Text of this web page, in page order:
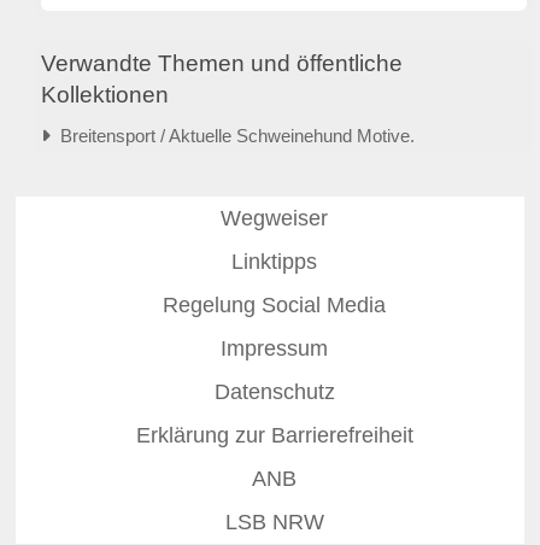
Verwandte Themen und öffentliche
Kollektionen
Breitensport / Aktuelle Schweinehund Motive.
Wegweiser
Linktipps
Regelung Social Media
Impressum
Datenschutz
Erklärung zur Barrierefreiheit
ANB
LSB NRW